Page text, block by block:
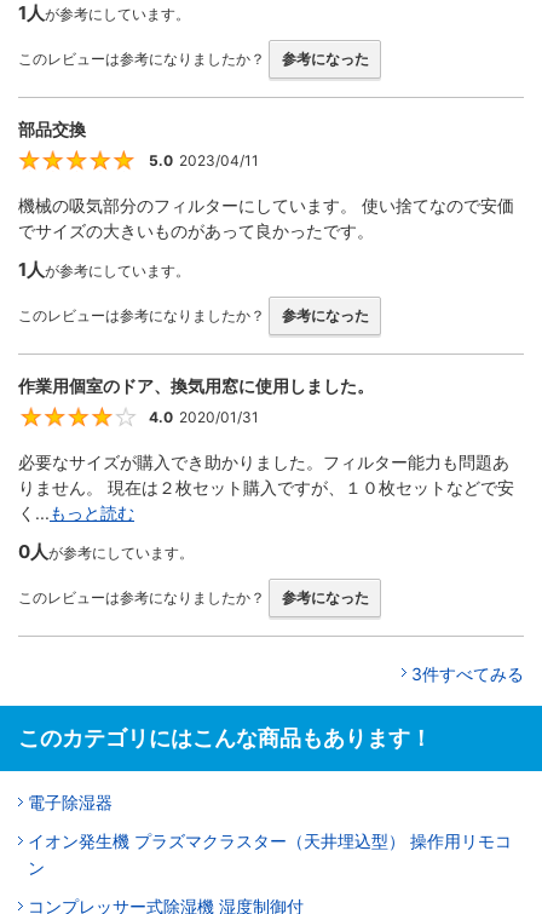
1人が参考にしています。
このレビューは参考になりましたか？ 参考になった
部品交換
5
5.0 2023/04/11
機械の吸気部分のフィルターにしています。 使い捨てなので安価
でサイズの大きいものがあって良かったです。
1人が参考にしています。
このレビューは参考になりましたか？ 参考になった
作業用個室のドア、換気用窓に使用しました。
4
4.0 2020/01/31
必要なサイズが購入でき助かりました。フィルター能力も問題あ
りません。 現在は２枚セット購入ですが、１０枚セットなどで安
く...もっと読む
0人が参考にしています。
このレビューは参考になりましたか？ 参考になった
3件すべてみる
このカテゴリにはこんな商品もあります！
電子除湿器
イオン発生機 プラズマクラスター（天井埋込型） 操作用リモコ
ン
コンプレッサー式除湿機 湿度制御付